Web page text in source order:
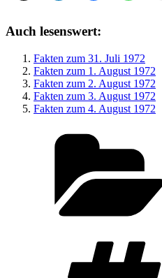
Auch lesenswert:
Fakten zum 31. Juli 1972
Fakten zum 1. August 1972
Fakten zum 2. August 1972
Fakten zum 3. August 1972
Fakten zum 4. August 1972